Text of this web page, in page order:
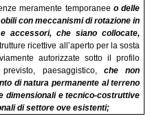
meramente temporanee o delle
con meccanismi di rotazione in
accessori, che siano collocate,
ricettive all’aperto per la sosta
autorizzate sotto il profilo
paesaggistico,che non
di natura permanente al terreno
dimensionali e tecnico-costruttive
di settore ove esistenti;